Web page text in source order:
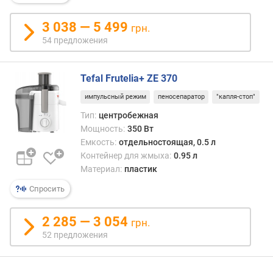
3 038 — 5 499 грн.
54 предложения
Спросить
Tefal Frutelia+ ZE 370
импульсный режим пеносепаратор "капля-стоп"
Тип: центробежная
Мощность: 350 Вт
Емкость: отдельностоящая, 0.5 л
Контейнер для жмыха: 0.95 л
Материал: пластик
2 285 — 3 054 грн.
52 предложения